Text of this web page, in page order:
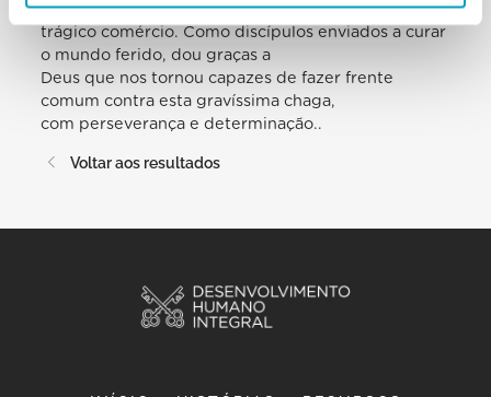
alívio às vítimas e contrastar este
trágico comércio. Como discípulos enviados a curar
o mundo ferido, dou graças a
Deus que nos tornou capazes de fazer frente
comum contra esta gravíssima chaga,
com perseverança e determinação..
Voltar aos resultados